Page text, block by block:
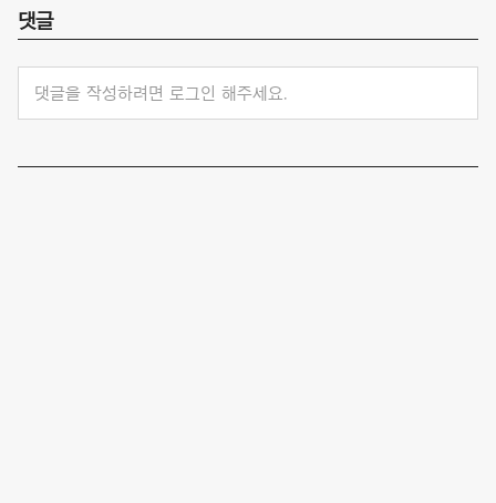
댓글
댓글을 작성하려면 로그인 해주세요.